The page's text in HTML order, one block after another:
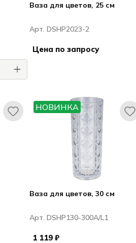
Ваза для цветов, 25 см
Арт. DSHP2023-2
Цена по запросу
НОВИНКА
Ваза для цветов, 30 см
Арт. DSHP130-300A/L1
1 119 ₽